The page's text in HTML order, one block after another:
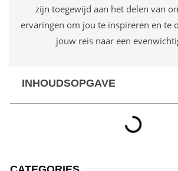
zijn toegewijd aan het delen van
ervaringen om jou te inspireren en te
jouw reis naar een
INHOUDSOPGAVE